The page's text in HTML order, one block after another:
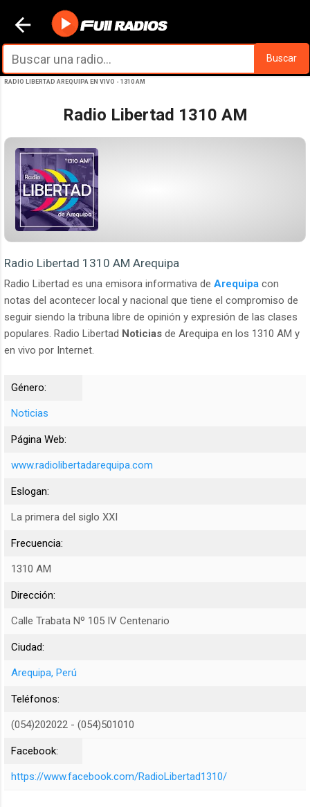
Ir al contenido principal
Buscar
RADIO LIBERTAD AREQUIPA EN VIVO - 1310 AM
Radio Libertad 1310 AM
Radio Libertad 1310 AM Arequipa
Radio Libertad es una emisora informativa de Arequipa con
notas del acontecer local y nacional que tiene el compromiso de
seguir siendo la tribuna libre de opinión y expresión de las clases
populares. Radio Libertad Noticias de Arequipa en los 1310 AM y
en vivo por Internet.
Género:
Noticias
Página Web:
www.radiolibertadarequipa.com
Eslogan:
La primera del siglo XXI
Frecuencia:
1310 AM
Dirección:
Calle Trabata Nº 105 IV Centenario
Ciudad:
Arequipa, Perú
Teléfonos:
(054)202022 - (054)501010
Facebook:
https://www.facebook.com/RadioLibertad1310/